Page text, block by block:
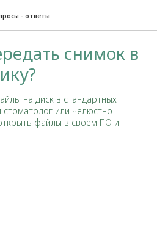
- ответы
снимок в
на диск в стандартных
или челюстно-
файлы в своем ПО и